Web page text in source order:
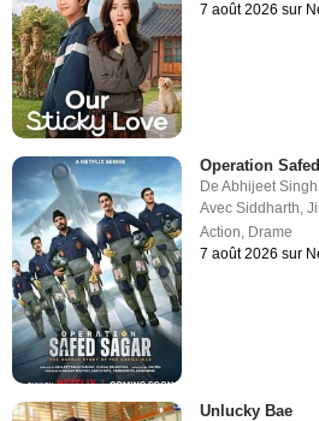
7 août 2026 sur
Operation
DeAbhijeet
AvecSiddharth,
Action, Drame
7 août 2026 sur
Unlucky Bae